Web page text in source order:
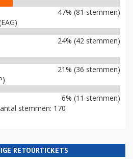
47% (81 stemmen)
24% (42 stemmen)
21% (36 stemmen)
6% (11 stemmen)
stemmen: 170
RETOURTICKETS